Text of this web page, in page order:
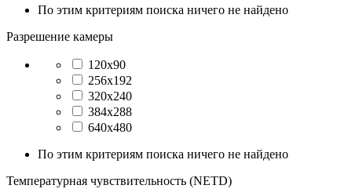
По этим критериям поиска ничего не найдено
Разрешение камеры
120x90
256x192
320x240
384x288
640x480
По этим критериям поиска ничего не найдено
Температурная чувствительность (NETD)